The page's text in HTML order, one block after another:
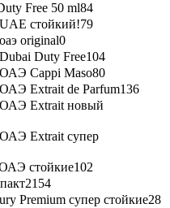
Free 50 ml84
стойкий!79
original0
Duty Free104
Cappi Maso80
Extrait de Parfum136
Extrait новый
Extrait супер
стойкие102
2154
Premium супер стойкие28